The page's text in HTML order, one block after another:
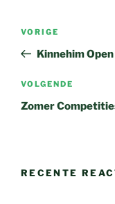
Vorig
bericht
VORIGE
Kinnehim
Volgend
bericht
VOLGENDE
Zomer
RECENTE